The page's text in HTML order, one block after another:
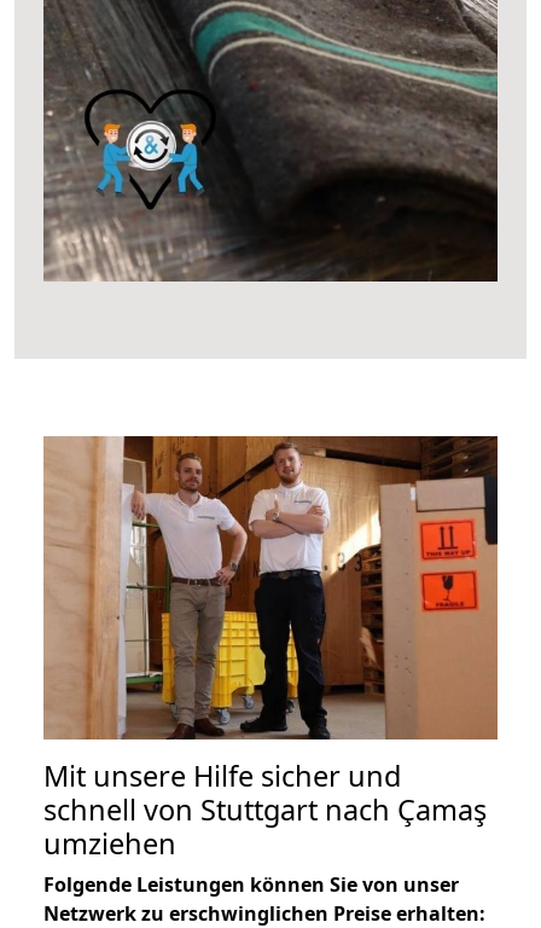
Mit unsere Hilfe sicher und
schnell von Stuttgart nach Çamaş
umziehen
Folgende Leistungen können Sie von unser
Netzwerk zu erschwinglichen Preise erhalten: